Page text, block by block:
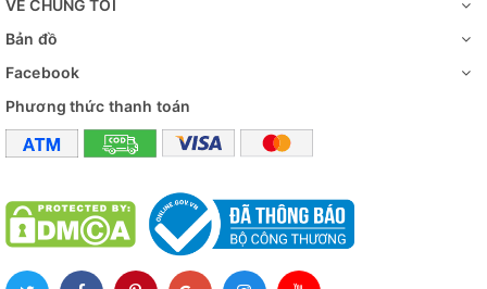
Loại 1: kệ inox 4 tầng có các giá bằng tấm inox phẳng
Loại 2:kệ inox 4 tầng có các giá bằng các thanh nan
vuông hoặc tròn
Bạn có thể tham khảo trong các hình ảnh minh họa
trên mục ảnh của sản phẩm. Ngoài các kết cấu trên
bạn hoàn toàn có thể yêu cầu các thiết kế riêng biệt
cho sản phẩm của mình. Hãy liên hệ với inox vĩnh
VỀ CHÚNG TÔI
Bản đồ
Facebook
Phương thức thanh toán